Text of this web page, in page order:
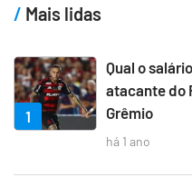
Mais lidas
1
Qual o
atacante do
Grêmio
há 1 ano